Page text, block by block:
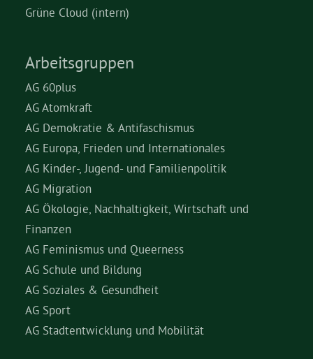
Grüne Cloud (intern)
Arbeitsgruppen
AG 60plus
AG Atomkraft
AG Demokratie & Antifaschismus
AG Europa, Frieden und Internationales
AG Kinder-, Jugend- und Familienpolitik
AG Migration
AG Ökologie, Nachhaltigkeit, Wirtschaft und
Finanzen
AG Feminismus und Queerness
AG Schule und Bildung
AG Soziales & Gesundheit
AG Sport
AG Stadtentwicklung und Mobilität